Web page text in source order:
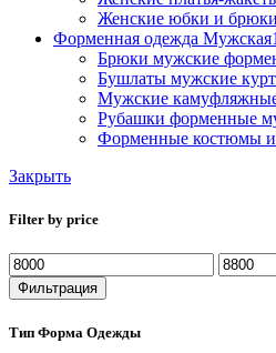
Женские юбки и брюки
Форменная одежда Мужская
Брюки мужские
Бушлаты мужские
Мужские
Рубашки форменные
Форменные костюмы и
Закрыть
Filter by price
Минимальная
цена
цена
Фильтрация
Тип Форма Одежды